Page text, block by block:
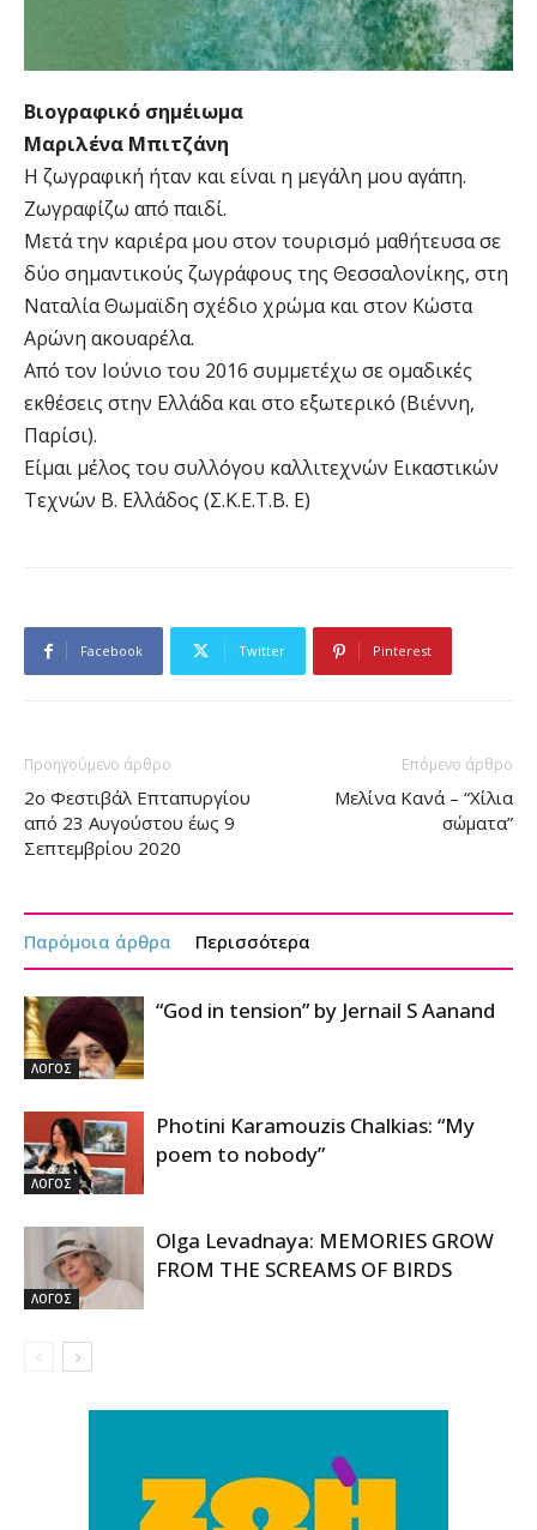
Βιογραφικό σημέιωμα
Μαριλένα Μπιτζάνη
Η ζωγραφική ήταν και είναι η μεγάλη μου αγάπη.
Ζωγραφίζω από παιδί.
Μετά την καριέρα μου στον τουρισμό μαθήτευσα σε
δύο σημαντικούς ζωγράφους της Θεσσαλονίκης, στη
Ναταλία Θωμαϊδη σχέδιο χρώμα και στον Κώστα
Αρώνη ακουαρέλα.
Από τον Ιούνιο του 2016 συμμετέχω σε ομαδικές
εκθέσεις στην Ελλάδα και στο εξωτερικό (Βιέννη,
Παρίσι).
Είμαι μέλος του συλλόγου καλλιτεχνών Εικαστικών
Τεχνών Β. Ελλάδος (Σ.Κ.Ε.Τ.Β. Ε)
Facebook Twitter Pinterest
Προηγούμενο άρθρο
2o Φεστιβάλ Επταπυργίου
από 23 Αυγούστου έως 9
Σεπτεμβρίου 2020
Επόμενο άρθρο
Μελίνα Κανά – “Χίλια
σώματα”
Παρόμοια άρθρα Περισσότερα
ΛΟΓΟΣ
“God in tension” by Jernail S Aanand
ΛΟΓΟΣ
Photini Karamouzis Chalkias: “My
poem to nobody”
ΛΟΓΟΣ
Olga Levadnaya: MEMORIES GROW
FROM THE SCREAMS OF BIRDS